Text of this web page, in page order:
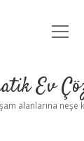
Anasayfa
Yasal
Ev
alanlarına neşe